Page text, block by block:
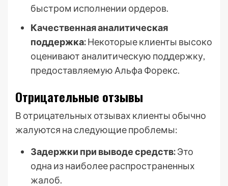
быстром исполнении ордеров.
Качественная аналитическая
поддержка:Некоторые клиенты высоко
оценивают аналитическую поддержку,
предоставляемую Альфа Форекс.
Отрицательные отзывы
В отрицательных отзывах клиенты обычно
жалуются на следующие проблемы:
Задержки при выводе средств:Это
одна из наиболее распространенных
жалоб.